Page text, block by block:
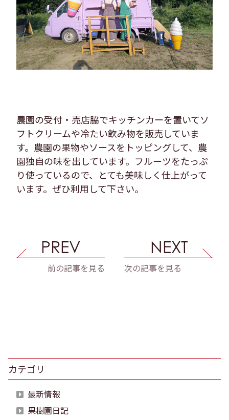
農園の受付・売店脇でキッチンカーを置いてソ
フトクリームや冷たい飲み物を販売していま
す。農園の果物やソースをトッピングして、農
園独自の味を出しています。フルーツをたっぷ
り使っているので、とても美味しく仕上がって
います。ぜひ利用して下さい。
PREV
前の記事を見る
NEXT
次の記事を見る
カテゴリ
最新情報
果樹園日記